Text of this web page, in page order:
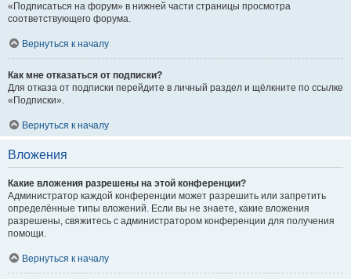
«Подписаться на форум» в нижней части страницы просмотра
соответствующего форума.
Вернуться к началу
Как мне отказаться от подписки?
Для отказа от подписки перейдите в личный раздел и щёлкните по ссылке
«Подписки».
Вернуться к началу
Вложения
Какие вложения разрешены на этой конференции?
Администратор каждой конференции может разрешить или запретить
определённые типы вложений. Если вы не знаете, какие вложения
разрешены, свяжитесь с администратором конференции для получения
помощи.
Вернуться к началу